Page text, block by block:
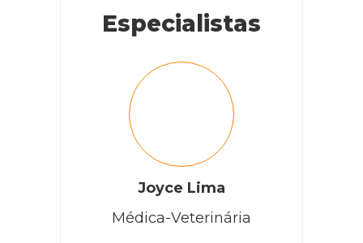
Especialistas
Joyce Lima
Médica-Veterinária